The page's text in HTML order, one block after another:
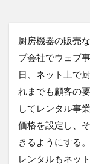
厨房機器の販売
プ会社でウェブ
日、ネット上で
れまでも顧客の
してレンタル事
価格を設定し、
きるようにする
レンタルもネッ